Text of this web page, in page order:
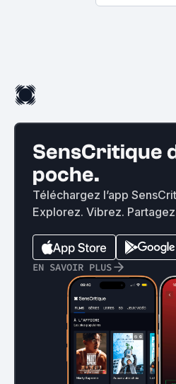
SensCritique
poche.
Téléchargez l’app
Explorez. Vibrez.
EN SAVOIR PLUS